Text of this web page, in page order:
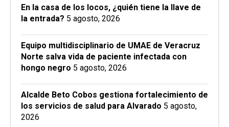
En la casa de los locos, ¿quién tiene la llave de
la entrada? 5 agosto, 2026
Equipo multidisciplinario de UMAE de Veracruz
Norte salva vida de paciente infectada con
hongo negro 5 agosto, 2026
Alcalde Beto Cobos gestiona fortalecimiento de
los servicios de salud para Alvarado 5 agosto,
2026